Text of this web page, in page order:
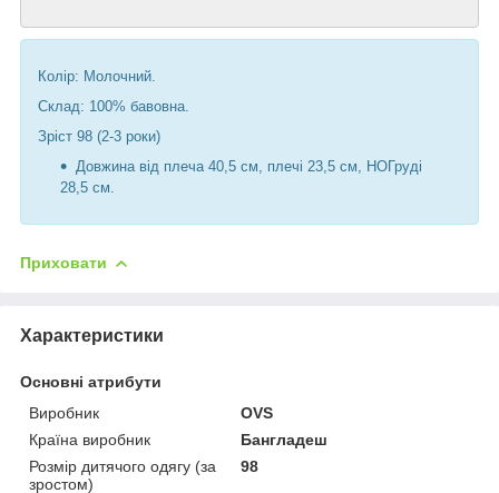
Колір: Молочний.
Склад: 100% бавовна.
Зріст 98 (2-3 роки)
Довжина від плеча 40,5 см, плечі 23,5 см, НОГруді
28,5 см.
Приховати
Характеристики
Основні атрибути
Виробник
OVS
Країна виробник
Бангладеш
Розмір дитячого одягу (за
зростом)
98